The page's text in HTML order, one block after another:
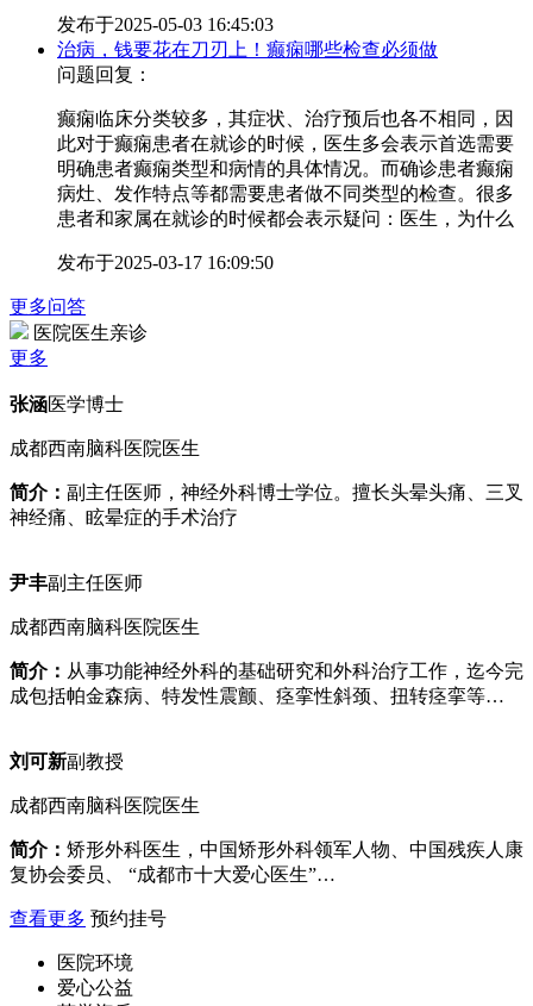
发布于2025-05-03 16:45:03
治病，钱要花在刀刃上！癫痫哪些检查必须做
问题回复：
癫痫临床分类较多，其症状、治疗预后也各不相同，因
此对于癫痫患者在就诊的时候，医生多会表示首选需要
明确患者癫痫类型和病情的具体情况。而确诊患者癫痫
病灶、发作特点等都需要患者做不同类型的检查。很多
患者和家属在就诊的时候都会表示疑问：医生，为什么
发布于2025-03-17 16:09:50
更多问答
医院医生亲诊
更多
张涵医学博士
成都西南脑科医院医生
简介： 副主任医师，神经外科博士学位。擅长头晕头痛、三叉
神经痛、眩晕症的手术治疗
尹丰副主任医师
成都西南脑科医院医生
简介： 从事功能神经外科的基础研究和外科治疗工作，迄今完
成包括帕金森病、特发性震颤、痉挛性斜颈、扭转痉挛等…
刘可新副教授
成都西南脑科医院医生
简介： 矫形外科医生，中国矫形外科领军人物、中国残疾人康
复协会委员、 “成都市十大爱心医生”…
查看更多 预约挂号
医院环境
爱心公益